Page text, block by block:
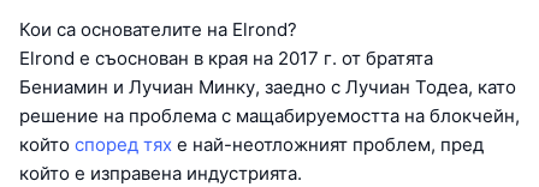
Кои са основателите на Elrond?
Elrond е съоснован в края на 2017 г. от братята
Бениамин и Лучиан Минку, заедно с Лучиан Тодеа, като
решение на проблема с мащабируемостта на блокчейн,
който според тях е най-неотложният проблем, пред
който е изправена индустрията.